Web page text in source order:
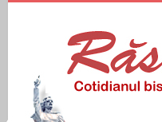
Meniu principal